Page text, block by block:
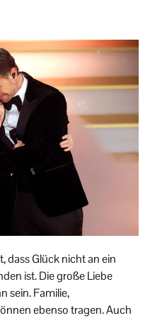
dass Glück nicht an ein
ist. Die große Liebe
sein. Familie,
ebenso tragen. Auch